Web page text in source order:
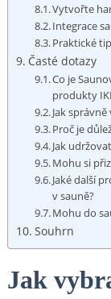
Vytvořte
Integrace
Praktické
Časté dotazy
Co je
produkty
Jak
Proč je
Jak​
Mohu si‍
Jaké další
v ‌sauně?
Mohu do
Souhrn
Jak